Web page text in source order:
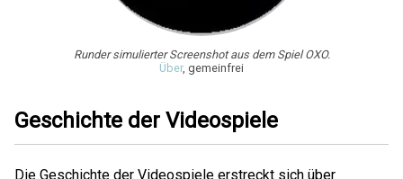
Runder simulierter Screenshot aus dem Spiel OXO.
Über, gemeinfrei
Geschichte der Videospiele
Die Geschichte der Videospiele erstreckt sich über